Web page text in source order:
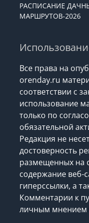
РАСПИСАНИЕ
МАРШРУТОВ-2026
Все права на
orenday.ru
соответствии с
использование
только по
обязательной
Редакция не
достоверность
размещенных на
содержание веб-
гиперссылки, а
Комментарии к
личным мнением